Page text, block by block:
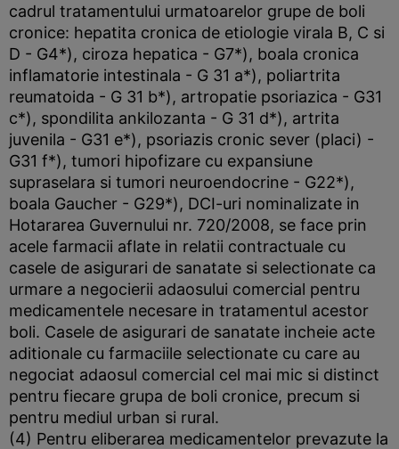
cadrul tratamentului urmatoarelor grupe de boli
cronice: hepatita cronica de etiologie virala B, C si
D - G4*), ciroza hepatica - G7*), boala cronica
inflamatorie intestinala - G 31 a*), poliartrita
reumatoida - G 31 b*), artropatie psoriazica - G31
c*), spondilita ankilozanta - G 31 d*), artrita
juvenila - G31 e*), psoriazis cronic sever (placi) -
G31 f*), tumori hipofizare cu expansiune
supraselara si tumori neuroendocrine - G22*),
boala Gaucher - G29*), DCI-uri nominalizate in
Hotararea Guvernului nr. 720/2008, se face prin
acele farmacii aflate in relatii contractuale cu
casele de asigurari de sanatate si selectionate ca
urmare a negocierii adaosului comercial pentru
medicamentele necesare in tratamentul acestor
boli. Casele de asigurari de sanatate incheie acte
aditionale cu farmaciile selectionate cu care au
negociat adaosul comercial cel mai mic si distinct
pentru fiecare grupa de boli cronice, precum si
pentru mediul urban si rural.
(4) Pentru eliberarea medicamentelor prevazute la